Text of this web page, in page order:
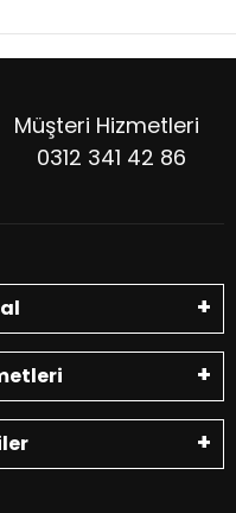
Müşteri Hizmetleri
0312 341 42 86